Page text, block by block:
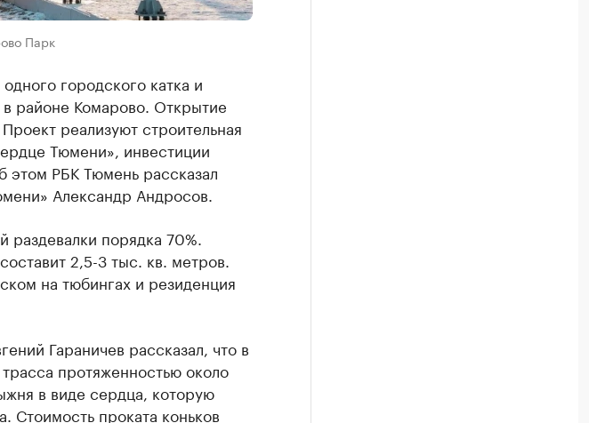
Парк
городского катка и
районе Комарово. Открытие
реализуют строительная
Тюмени», инвестиции
этом РБК Тюмень рассказал
Александр Андросов.
раздевалки порядка 70%.
2,5-3 тыс. кв. метров.
на тюбингах и резиденция
Гараничев рассказал, что в
протяженностью около
в виде сердца, которую
Стоимость проката коньков